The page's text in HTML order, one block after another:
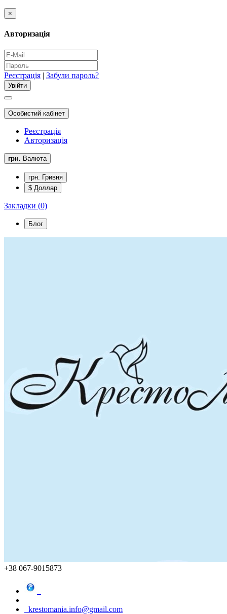
×
Авторизація
Реєстрація | Забули пароль?
Особистий кабінет
Реєстрація
Авторизація
грн. Валюта
грн. Гривня
$ Доллар
Закладки (0)
Блог
+38 067-9015873
krestomania.info@gmail.com